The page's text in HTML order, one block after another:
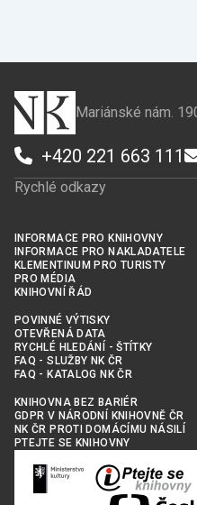
Mariánské nám.
+420 221 663 111
Rychlé odkazy
INFORMACE PRO KNIHOVNY
INFORMACE PRO NAKLADATELE
KLEMENTINUM PRO TURISTY
PRO MÉDIA
KNIHOVNÍ ŘÁD
POVINNÉ VÝTISKY
OTEVŘENÁ DATA
RYCHLÉ HLEDÁNÍ - ŠTÍTKY
FAQ - SLUŽBY NK ČR
FAQ - KATALOG NK ČR
KNIHOVNA BEZ BARIÉR
GDPR V NÁRODNÍ KNIHOVNĚ ČR
NK ČR PROTI DOMÁCÍMU NÁSILÍ
PTEJTE SE KNIHOVNY